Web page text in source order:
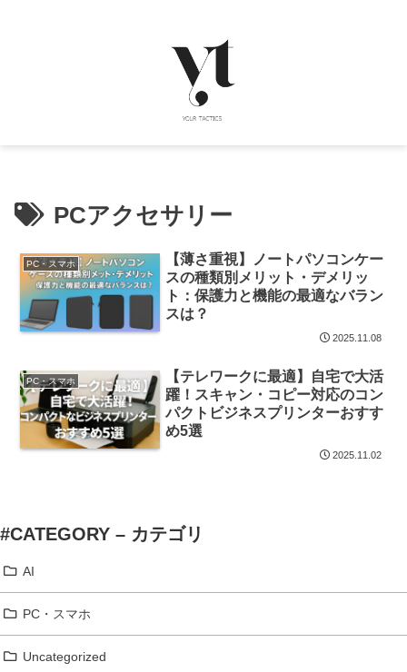
PCアクセサリー
PC・スマホ
【薄さ重視】ノートパソコンケー
スの種類別メリット・デメリッ
ト：保護力と機能の最適なバラン
スは？
2025.11.08
PC・スマホ
【テレワークに最適】自宅で大活
躍！スキャン・コピー対応のコン
パクトビジネスプリンターおすす
め5選
2025.11.02
#CATEGORY – カテゴリ
AI
PC・スマホ
Uncategorized